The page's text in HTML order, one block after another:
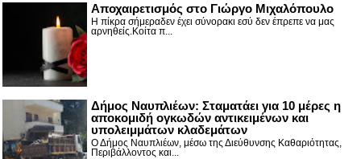
Αποχαιρετισμός στο Γιώργο Μιχαλόπουλο
Η πίκρα σήμεραδεν έχει σύνορακι εσύ δεν έπρεπε να μας
αρνηθείς.Κοίτα π...
Δήμος Ναυπλιέων: Σταματάει για 10 μέρες η
αποκομιδή ογκωδών αντικειμένων και
υπολειμμάτων κλαδεμάτων
Ο Δήμος Ναυπλιέων, μέσω της Διεύθυνσης Καθαριότητας,
Περιβάλλοντος και...